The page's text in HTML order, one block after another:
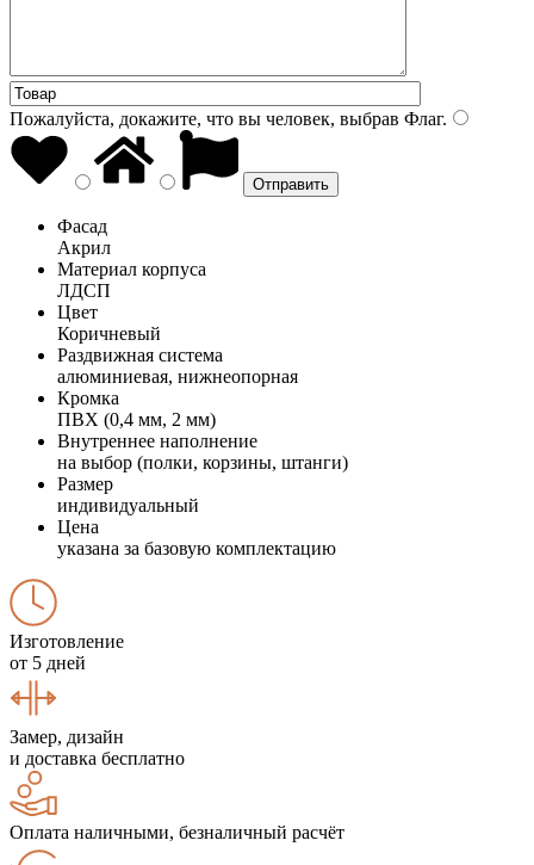
Пожалуйста, докажите, что вы человек, выбрав Флаг.
Фасад
Акрил
Материал корпуса
ЛДСП
Цвет
Коричневый
Раздвижная система
алюминиевая, нижнеопорная
Кромка
ПВХ (0,4 мм, 2 мм)
Внутреннее наполнение
на выбор (полки, корзины, штанги)
Размер
индивидуальный
Цена
указана за базовую комплектацию
Изготовление
от 5 дней
Замер, дизайн
и доставка бесплатно
Оплата наличными, безналичный расчёт